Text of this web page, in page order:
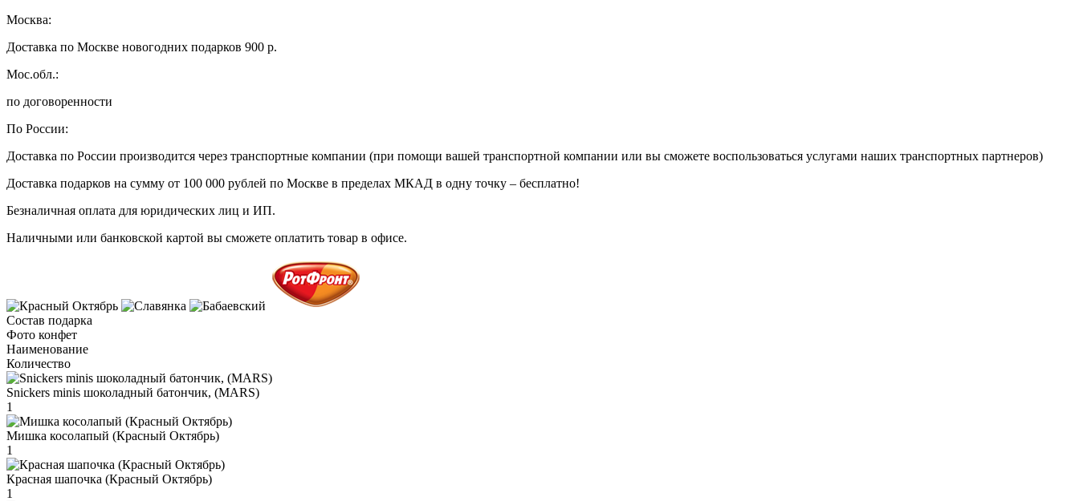
Москва:
Доставка по Москве новогодних подарков 900 р.
Мос.обл.:
по договоренности
По России:
Доставка по России производится через транспортные компании (при помощи вашей транспортной компании или вы сможете воспользоваться услугами наших транспортных партнеров)
Доставка подарков на сумму от 100 000 рублей по Москве в пределах МКАД в одну точку – бесплатно!
Безналичная оплата для юридических лиц и ИП.
Наличными или банковской картой вы сможете оплатить товар в офисе.
Состав подарка
Фото конфет
Наименование
Количество
Snickers minis шоколадный батончик, (MARS)
1
Мишка косолапый (Красный Октябрь)
1
Красная шапочка (Красный Октябрь)
1